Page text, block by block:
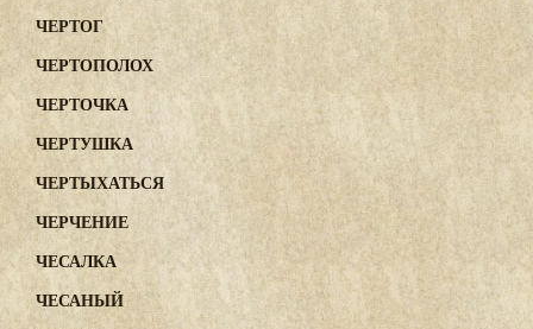
ЧЕРТОГ
ЧЕРТОПОЛОХ
ЧЕРТОЧКА
ЧЕРТУШКА
ЧЕРТЫХАТЬСЯ
ЧЕРЧЕНИЕ
ЧЕСАЛКА
ЧЕСАНЫЙ